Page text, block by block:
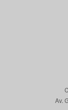
Av.